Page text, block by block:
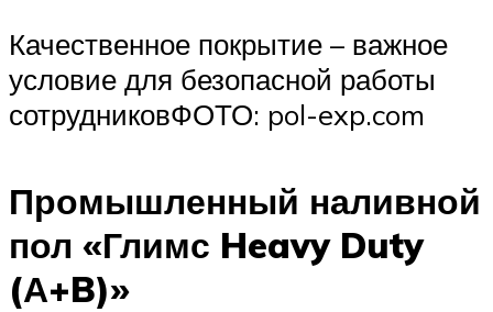
Качественное покрытие – важное
условие для безопасной работы
сотрудниковФОТО: pol-exp.com
Промышленный наливной
пол «Глимс Heavy Duty
(А+B)»